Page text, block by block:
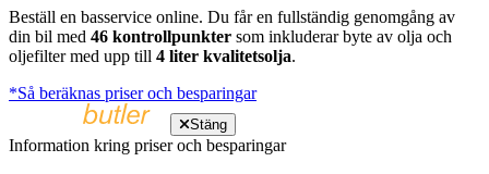
Beställ en basservice online. Du får en fullständig genomgång av
din bil med 46 kontrollpunkter som inkluderar byte av olja och
oljefilter med upp till 4 liter kvalitetsolja.
*Så beräknas priser och besparingar
Stäng
Information kring priser och besparingar